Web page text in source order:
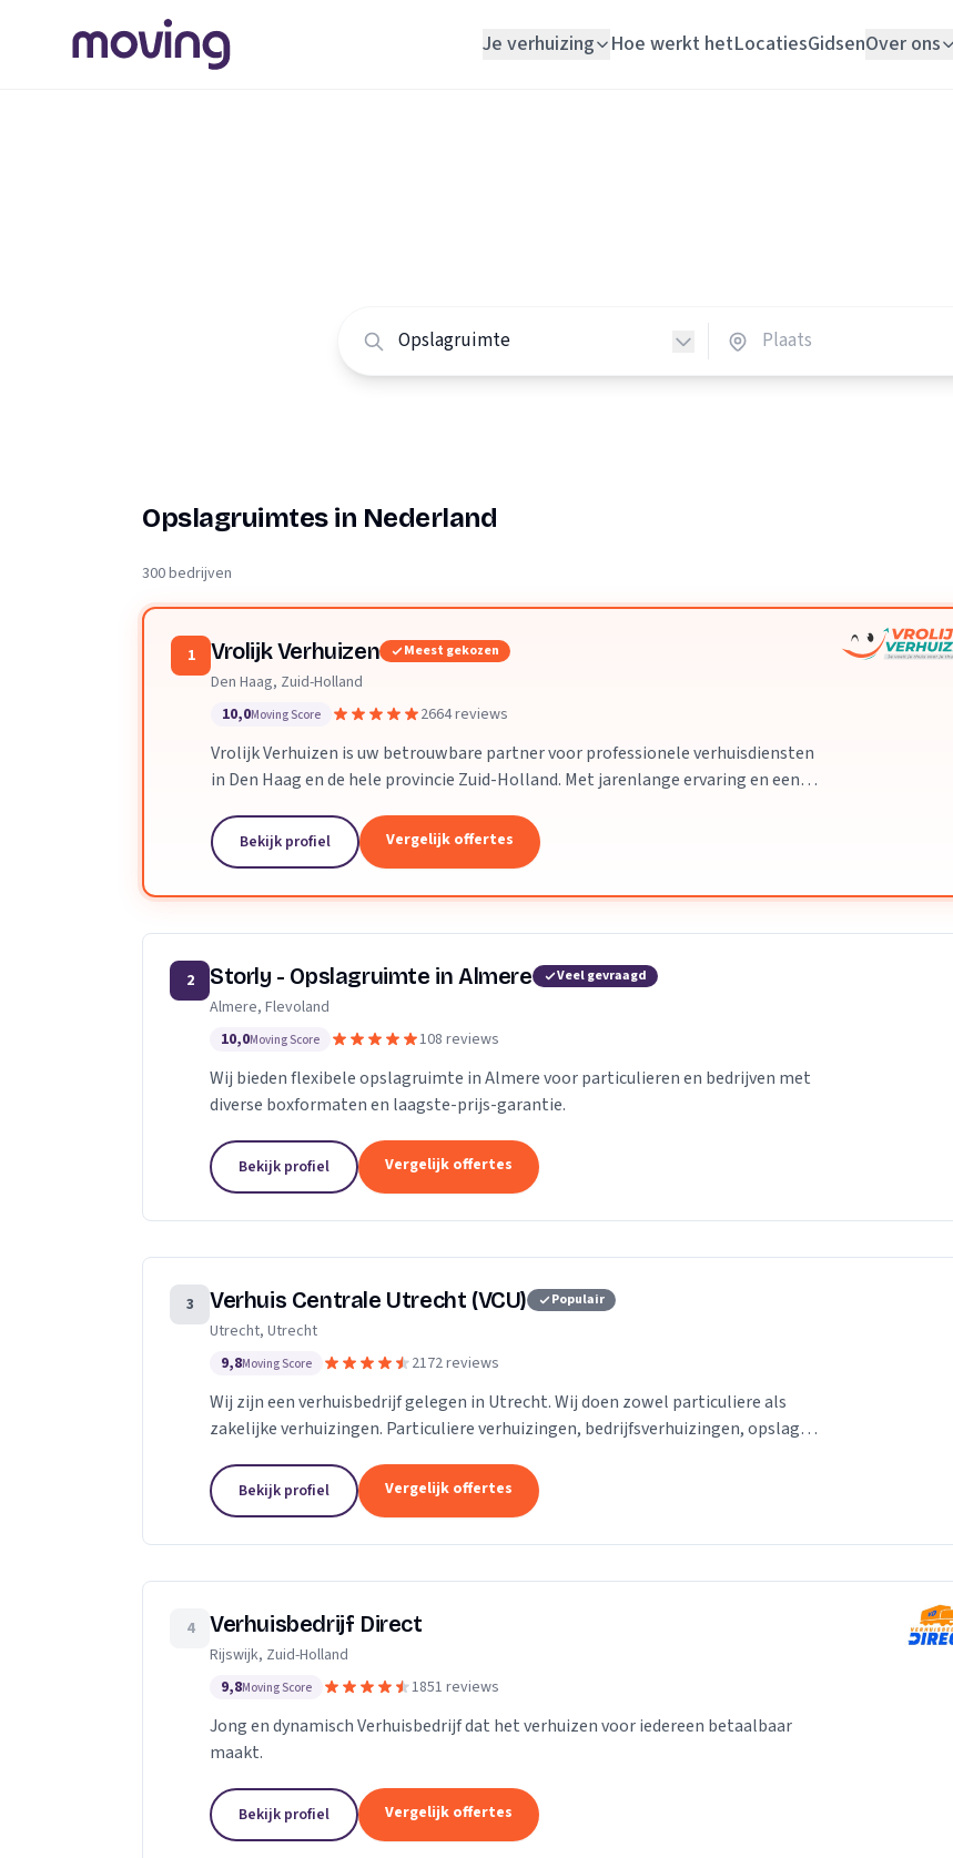
Je verhuizing
Loodgieter
Slotenmaker
Verhuisplanner
Hoe werkt hetLocatiesGidsenOver ons
Opslagruimtes in Nederland
300 bedrijven
1 Vrolijk Verhuizen Meest gekozen
Den Haag, Zuid-Holland
10,0Moving Score 2664 reviews
Vrolijk Verhuizen is uw betrouwbare partner voor professionele verhuisdiensten
in Den Haag en de hele provincie Zuid-Holland. Met jarenlange ervaring en een
verloopt.
Bekijk profiel Vergelijk offertes
2 Storly - Opslagruimte in Almere Veel gevraagd
Almere, Flevoland
10,0Moving Score 108 reviews
Wij bieden flexibele opslagruimte in Almere voor particulieren en bedrijven met
diverse boxformaten en laagste-prijs-garantie.
Bekijk profiel Vergelijk offertes
3 Verhuis Centrale Utrecht (VCU) Populair
Utrecht, Utrecht
9,8Moving Score 2172 reviews
Wij zijn een verhuisbedrijf gelegen in Utrecht. Wij doen zowel particuliere als
zakelijke verhuizingen. Particuliere verhuizingen, bedrijfsverhuizingen, opslag
Bekijk profiel Vergelijk offertes
4 Verhuisbedrijf Direct
Rijswijk, Zuid-Holland
9,8Moving Score 1851 reviews
Jong en dynamisch Verhuisbedrijf dat het verhuizen voor iedereen betaalbaar
maakt.
Bekijk profiel Vergelijk offertes